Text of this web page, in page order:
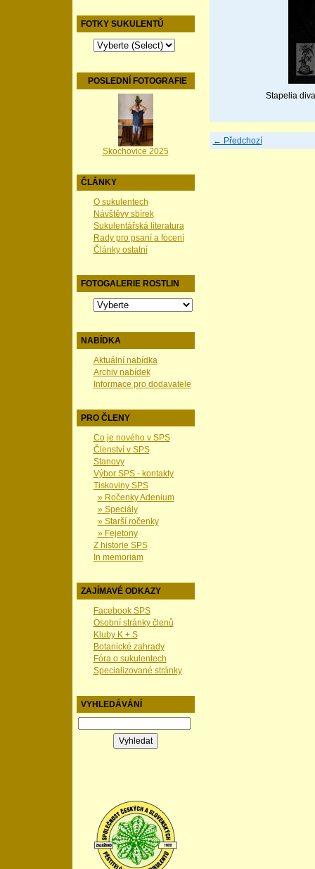
FOTKY SUKULENTŮ
POSLEDNÍ FOTOGRAFIE
Skochovice 2025
ČLÁNKY
O sukulentech
Návštěvy sbírek
Sukulentářská literatura
Rady pro psaní a focení
Články ostatní
FOTOGALERIE ROSTLIN
NABÍDKA
Aktuální nabídka
Archiv nabídek
Informace pro dodavatele
PRO ČLENY
Co je nového v SPS
Členství v SPS
Stanovy
Výbor SPS - kontakty
Tiskoviny SPS
» Ročenky Adenium
» Speciály
» Starší ročenky
» Fejetony
Z historie SPS
In memoriam
ZAJÍMAVÉ ODKAZY
Facebook SPS
Osobní stránky členů
Kluby K + S
Botanické zahrady
Fóra o sukulentech
Specializované stránky
VYHLEDÁVÁNÍ
Stapelia
← Předchozí